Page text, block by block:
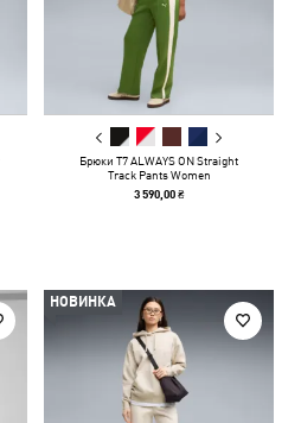
Брюки T7 ALWAYS ON Straight
Track Pants Women
3 590,00 ₴
НОВИНКА